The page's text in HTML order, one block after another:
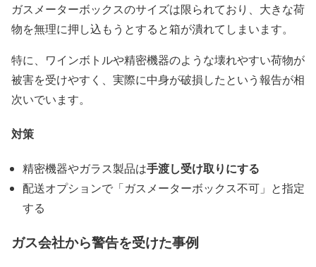
ガスメーターボックスのサイズは限られており、大きな荷
物を無理に押し込もうとすると箱が潰れてしまいます。
特に、ワインボトルや精密機器のような壊れやすい荷物が
被害を受けやすく、実際に中身が破損したという報告が相
次いでいます。
対策
精密機器やガラス製品は手渡し受け取りにする
配送オプションで「ガスメーターボックス不可」と指定
する
ガス会社から警告を受けた事例